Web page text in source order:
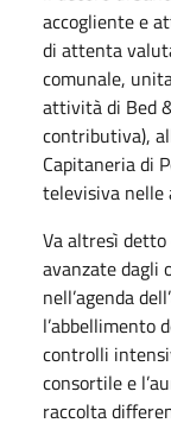
accogliente e
di attenta
comunale,
attività di Bed
contributiva),
Capitaneria di
televisiva nelle
Va altresì
avanzate dagli
nell’agenda
l’abbellimento
controlli
consortile e
raccolta